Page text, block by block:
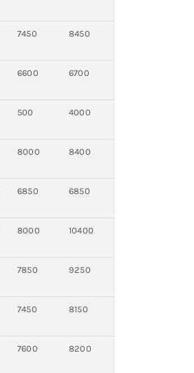
7450 8450
6600 6700
500 4000
8000 8400
6850 6850
8000 10400
7850 9250
7450 8150
7600 8200